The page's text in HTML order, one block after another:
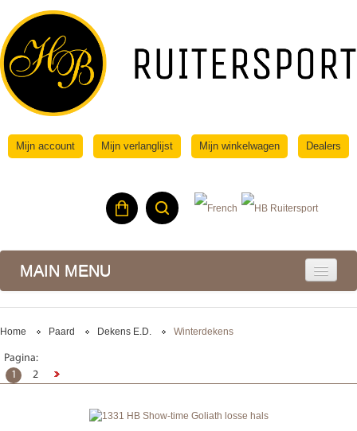
Mijn account Mijn verlanglijst Mijn winkelwagen Dealers
MAIN MENU
Home Paard Dekens E.d. Winterdekens
Pagina:
1
2